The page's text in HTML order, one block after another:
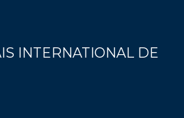
INTERNATIONAL DE